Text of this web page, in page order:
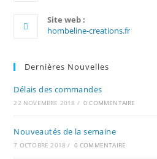
Site web :
hombeline-creations.fr
Dernières Nouvelles
Délais des commandes
22 NOVEMBRE 2018 / 0 COMMENTAIRE
Nouveautés de la semaine
7 OCTOBRE 2018 / 0 COMMENTAIRE